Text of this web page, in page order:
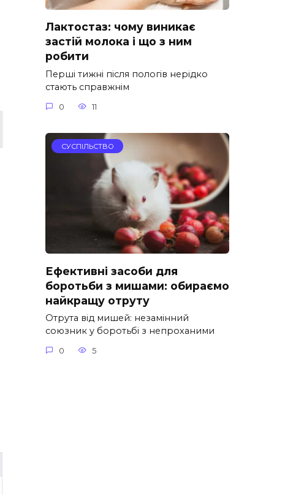
Лактостаз: чому виникає
застій молока і що з ним
робити
Перші тижні після пологів нерідко
стають справжнім
0 11
СУСПІЛЬСТВО
Ефективні засоби для
боротьби з мишами: обираємо
найкращу отруту
Отрута від мишей: незамінний
союзник у боротьбі з непроханими
0 5